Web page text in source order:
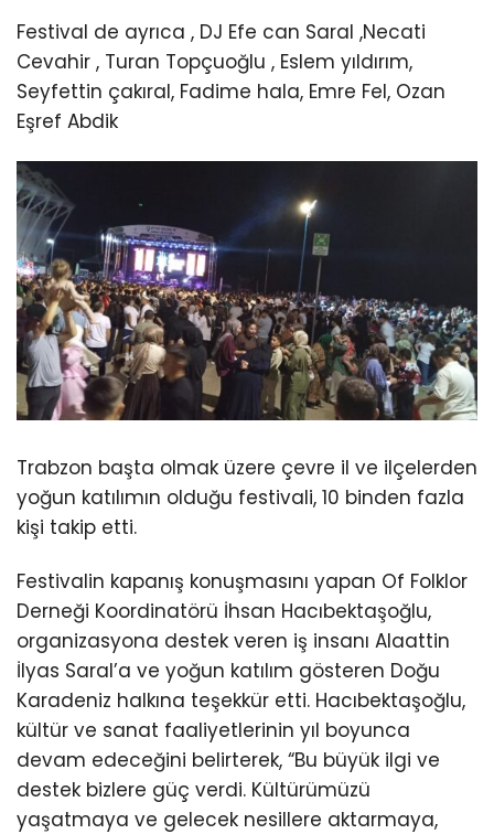
Festival de ayrıca , DJ Efe can Saral ,Necati
Cevahir , Turan Topçuoğlu , Eslem yıldırım,
Seyfettin çakıral, Fadime hala, Emre Fel, Ozan
Eşref Abdik
Trabzon başta olmak üzere çevre il ve ilçelerden
yoğun katılımın olduğu festivali, 10 binden fazla
kişi takip etti.
Festivalin kapanış konuşmasını yapan Of Folklor
Derneği Koordinatörü İhsan Hacıbektaşoğlu,
organizasyona destek veren iş insanı Alaattin
İlyas Saral’a ve yoğun katılım gösteren Doğu
Karadeniz halkına teşekkür etti. Hacıbektaşoğlu,
kültür ve sanat faaliyetlerinin yıl boyunca
devam edeceğini belirterek, “Bu büyük ilgi ve
destek bizlere güç verdi. Kültürümüzü
yaşatmaya ve gelecek nesillere aktarmaya,